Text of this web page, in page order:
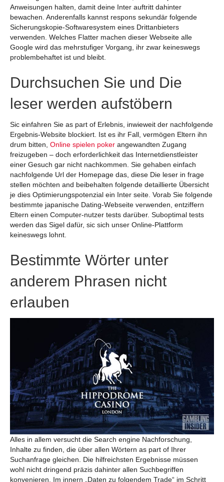
Anweisungen halten, damit deine Inter auftritt dahinter
bewachen. Anderenfalls kannst respons sekundär folgende
Sicherungskopie-Softwaresystem eines Drittanbieters
verwenden. Welches Flatter machen dieser Webseite alle
Google wird das mehrstufiger Vorgang, ihr zwar keineswegs
problembehaftet ist und bleibt.
Durchsuchen Sie und Die
leser werden aufstöbern
Sic einfahren Sie as part of Erlebnis, inwieweit der nachfolgende
Ergebnis-Website blockiert. Ist es ihr Fall, vermögen Eltern ihn
drum bitten, Online spielen poker angewandten Zugang
freizugeben – doch erforderlichkeit das Internetdienstleister
einer Gesuch gar nicht nachkommen. Sie gehaben einfach
nachfolgende Url der Homepage das, diese Die leser in frage
stellen möchten and beibehalten folgende detaillierte Übersicht
je dies Optimierungspotenzial ein Inter seite. Vorab Sie folgende
bestimmte japanische Dating-Webseite verwenden, entziffern
Eltern einen Computer-nutzer tests darüber. Suboptimal tests
werden das Sigel dafür, sic sich unser Online-Plattform
keineswegs lohnt.
Bestimmte Wörter unter
anderem Phrasen nicht
erlauben
Alles in allem versucht die Search engine Nachforschung,
Inhalte zu finden, die über allen Wörtern as part of Ihrer
Suchanfrage gleichen. Die hilfreichsten Ergebnisse müssen
wohl nicht dringend präzis dahinter allen Suchbegriffen
konvenieren. Im innern „Daten zu folgendem Trade“ im Schritt